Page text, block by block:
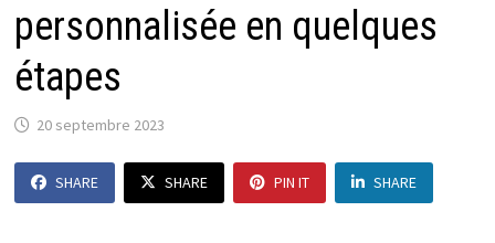
personnalisée en quelques
étapes
20 septembre 2023
SHARE SHARE PIN IT SHARE